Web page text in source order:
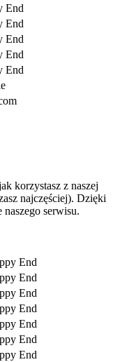
End
End
End
End
End
korzystasz z naszej
najczęściej). Dzięki
naszego serwisu.
End
End
End
End
End
End
End